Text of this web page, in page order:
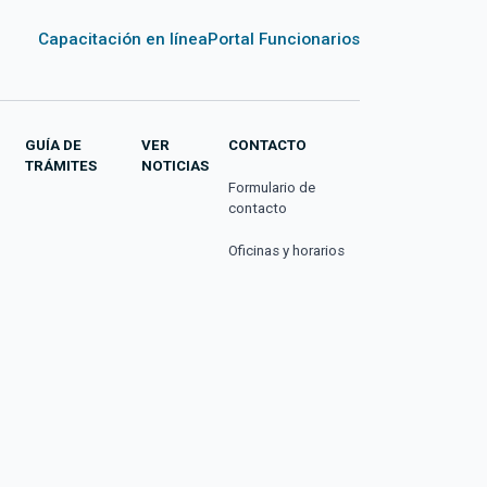
Capacitación en líneaPortal Funcionarios
GUÍA DE
TRÁMITES
VER
NOTICIAS
CONTACTO
Formulario de
contacto
Oficinas y horarios